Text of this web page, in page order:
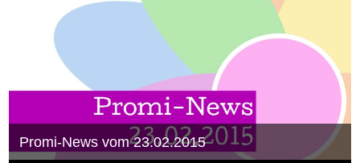
Promi-News vom 23.02.2015